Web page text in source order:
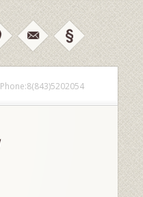
Phone:8(843)5202054